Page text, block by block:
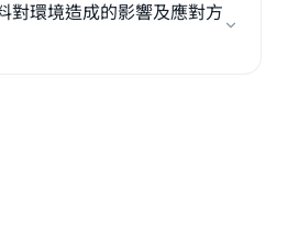
對環境造成的影響及應對方